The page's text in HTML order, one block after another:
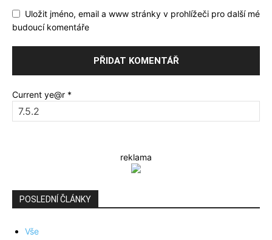
Uložit jméno, email a www stránky v prohlížeči pro další mé
budoucí komentáře
Current ye@r *
reklama
POSLEDNÍ ČLÁNKY
Vše